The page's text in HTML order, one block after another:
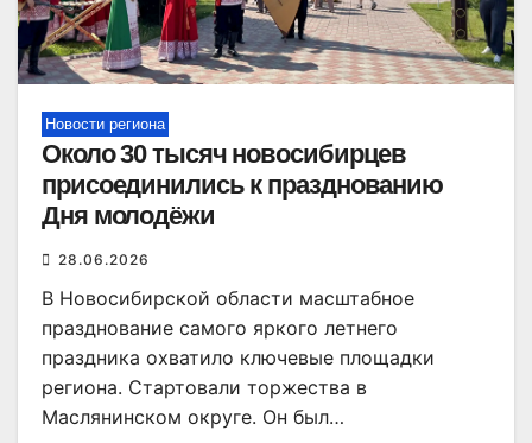
Новости региона
Около 30 тысяч новосибирцев
присоединились к празднованию
Дня молодёжи
28.06.2026
В Новосибирской области масштабное
празднование самого яркого летнего
праздника охватило ключевые площадки
региона. Стартовали торжества в
Маслянинском округе. Он был…